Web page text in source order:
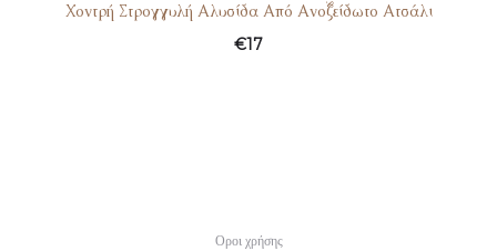
Χοντρή Στρογγυλή Αλυσίδα Από Ανοξείδωτο Ατσάλι
€17
Οροι χρήσης